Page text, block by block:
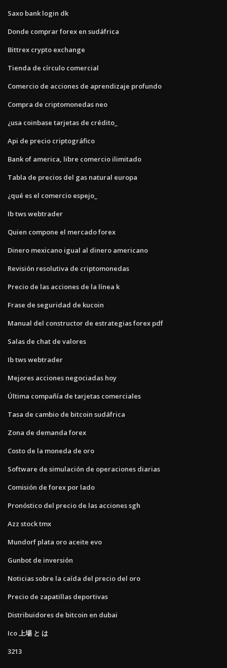
Saxo bank login dk
Donde comprar forex en sudáfrica
Bittrex crypto exchange
Tienda de círculo comercial
Comercio de acciones de aprendizaje profundo
Compra de criptomonedas neo
¿usa coinbase tarjetas de crédito_
Api de precio criptográfico
Bank of america, libre comercio ilimitado
Tabla de precios del gas natural europa
¿qué es el comercio espejo_
Ib tws webtrader
Quien compone el mercado forex
Dinero mexicano igual al dinero americano
Revisión resolutiva de criptomonedas
Precio de las acciones de la línea k
Frase de seguridad de kucoin
Manual del constructor de estrategias forex pdf
Salas de chat de valores
Ib tws webtrader
Mejores acciones negociadas hoy
Última compañía de tarjetas comerciales
Tasa de cambio de bitcoin sudáfrica
Zona de demanda forex
Costo de la moneda de oro
Software de simulación de operaciones diarias
Comisión de forex por lado
Pronóstico del precio de las acciones sgh
Azz stock tmx
Mundorf plata oro aceite evo
Gunbot de inversión
Noticias sobre la caída del precio del oro
Precio de zapatillas deportivas
Distribuidores de bitcoin en dubai
Ico 上場 と は
3213